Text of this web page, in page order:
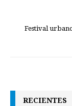
Festival
RECIENTES